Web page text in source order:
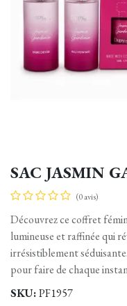
SAC JASMIN
(0 avis)
Découvrez ce coffret
lumineuse et raffinée qui
irrésistiblement
pour faire de chaque
SKU:PF1957